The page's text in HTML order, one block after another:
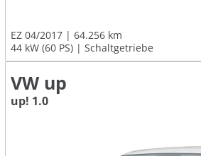
EZ 04/2017
64.256 km
44 kW (60 PS)
Schaltgetriebe
VW up
up! 1.0